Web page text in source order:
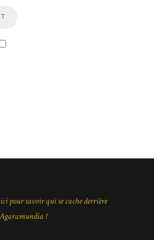
pour savoir qui se cache derrière
Agaramundia !